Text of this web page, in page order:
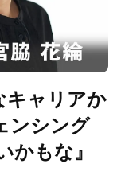
キャリアか
ンシング
かもな』